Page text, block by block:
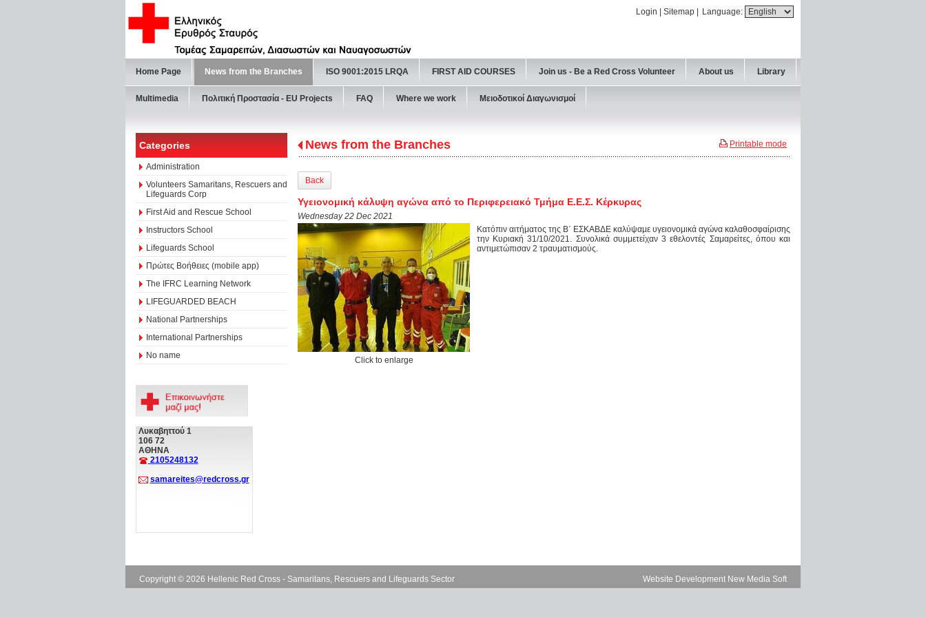
Language:
Login Sitemap
Home Page News from the Branches ISO 9001:2015 LRQA FIRST AID COURSES Join us - Be a Red Cross Volunteer About us Library
Multimedia Πολιτική Προστασία - ΕU Projects FAQ Where we work Μειοδοτικοί Διαγωνισμοί
Categories
Administration
Volunteers Samaritans, Rescuers and
Lifeguards Corp
First Aid and Rescue School
Instructors School
Lifeguards School
Πρώτες Βοήθειες (mobile app)
The IFRC Learning Network
LIFEGUARDED BEACH
National Partnerships
International Partnerships
No name
Λυκαβηττού 1
106 72
ΑΘΗΝΑ
2105248132
samareites@redcross.gr
Printable mode
News from the Branches
Back
Υγειονομική κάλυψη αγώνα από το Περιφερειακό Τμήμα Ε.Ε.Σ. Κέρκυρας
Wednesday 22 Dec 2021
Click to enlarge
Κατόπιν αιτήματος της Β΄ ΕΣΚΑΒΔΕ καλύψαμε υγειονομικά αγώνα καλαθοσφαίρισης
την Κυριακή 31/10/2021. Συνολικά συμμετείχαν 3 εθελοντές Σαμαρείτες, όπου και
αντιμετώπισαν 2 τραυματισμούς.
Copyright © 2026 Hellenic Red Cross - Samaritans, Rescuers and Lifeguards Sector Website Development New Media Soft